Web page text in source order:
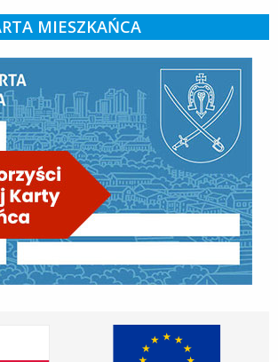
MIESZKAŃCA